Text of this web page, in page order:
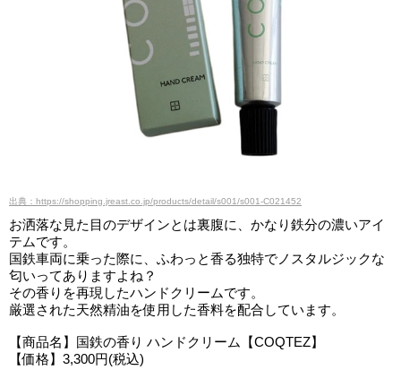
出典：https://shopping.jreast.co.jp/products/detail/s001/s001-C021452
お洒落な見た目のデザインとは裏腹に、かなり鉄分の濃いアイ
テムです。
国鉄車両に乗った際に、ふわっと香る独特でノスタルジックな
匂いってありますよね？
その香りを再現したハンドクリームです。
厳選された天然精油を使用した香料を配合しています。
【商品名】国鉄の香り ハンドクリーム【COQTEZ】
【価格】3,300円(税込)